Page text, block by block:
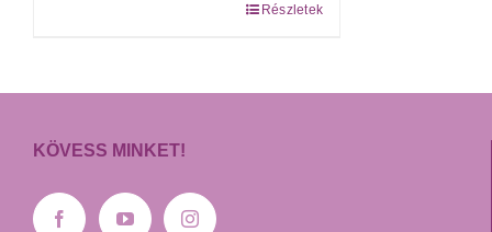
Részletek
KÖVESS MINKET!